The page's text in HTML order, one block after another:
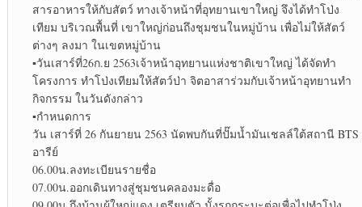
สารอาหารให้กับสัตว์ ทางเจ้าหน้าที่อุทยานเขาใหญ่ จึงได้ทำโป่ง
เทียม บริเวณพื้นที่ เขาใหญ่ก่อนถึงชุมชนในหมู่บ้าน เพื่อไม่ให้สัตว์
ต่างๆ ลงมา ในเขตหมู่บ้าน
▪︎วันเสาร์ที่26ก.ย 2563เจ้าหน้าอุทยานแห่งชาติเขาใหญ่ ได้จัดทำ
โครงการ ทำโป่งเทียมให้สัตว์ป่า จิตอาสาร่วมกับเจ้าหน้าอุทยานทำ
กิจกรรม ในวันดังกล่าว
▪︎กำหนดการ
วัน เสาร์ที่ 26 กันยายน 2563 นัดพบกันที่ปั๊มน้ำมันเชลล์ใต้สถานี BTS
อารีย์
06.00น.ลงทะเบียนรายชื่อ
07.00น.ออกเดินทางสู่ชุมชนคลองมะดื่อ